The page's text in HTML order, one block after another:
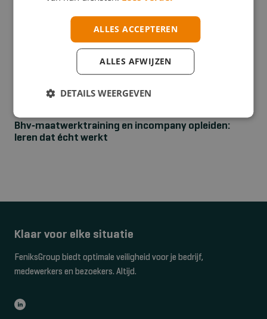
Bhv‑maatwerktraining en incompany opleiden:
leren dat écht werkt
Klaar voor elke situatie
FeniksGroup biedt optimale veiligheid voor je bedrijf,
medewerkers en bezoekers. Altijd.
ALLES ACCEPTEREN
ALLES AFWIJZEN
DETAILS WEERGEVEN